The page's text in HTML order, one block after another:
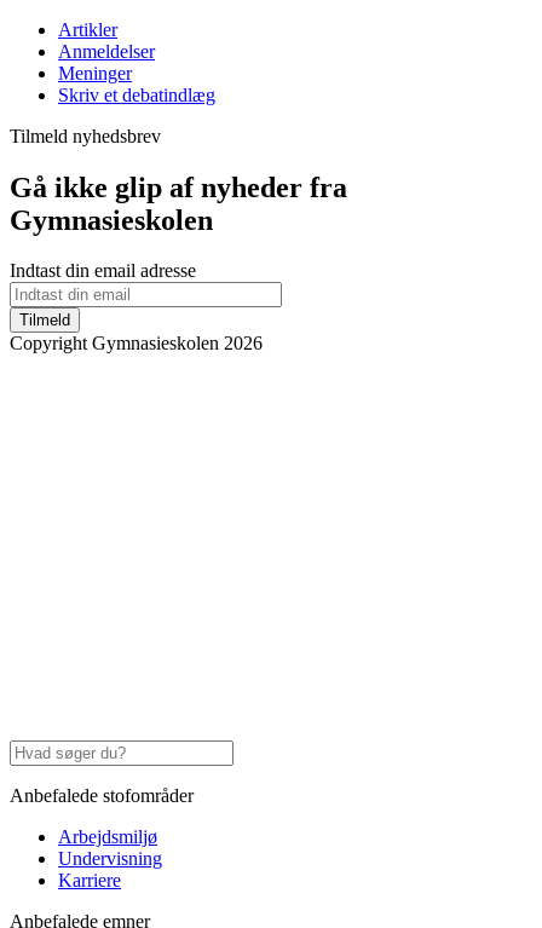
Artikler
Anmeldelser
Meninger
Skriv et debatindlæg
Tilmeld nyhedsbrev
Gå ikke glip af nyheder fra
Gymnasieskolen
Indtast din email adresse
Tilmeld
Copyright Gymnasieskolen 2026
Anbefalede stofområder
Arbejdsmiljø
Undervisning
Karriere
Anbefalede emner